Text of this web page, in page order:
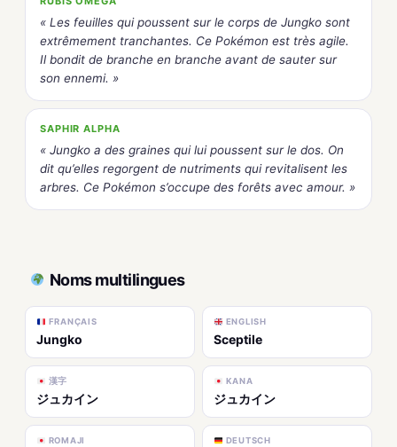
« Les feuilles qui poussent sur le corps de Jungko sont
extrêmement tranchantes. Ce Pokémon est très agile.
Il bondit de branche en branche avant de sauter sur
son ennemi. »
SAPHIR ALPHA
« Jungko a des graines qui lui poussent sur le dos. On
dit qu’elles regorgent de nutriments qui revitalisent les
arbres. Ce Pokémon s’occupe des forêts avec amour. »
Noms multilingues
FRANÇAIS
Jungko
ENGLISH
Sceptile
漢字
ジュカイン
KANA
ジュカイン
ROMAJI DEUTSCH